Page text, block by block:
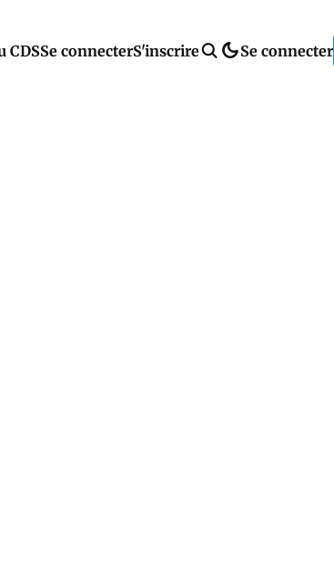
CDSSe connecterS'inscrire Se connecter